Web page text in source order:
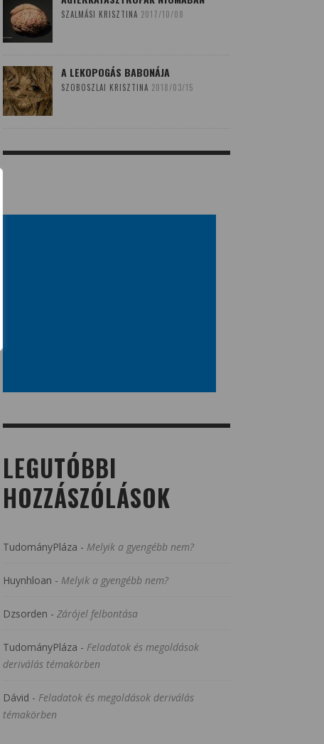
SZALMÁSI KRISZTINA 2017/10/08
A LEKOPOGÁS BABONÁJA
SZOBOSZLAI KRISZTINA 2018/03/15
LEGUTÓBBI
HOZZÁSZÓLÁSOK
TudományPláza - Melyik a gyengébb nem?
Huynhloan - Melyik a gyengébb nem?
Dzsorden - Zárójel felbontása
TudományPláza - Feladatok és megoldások
deriválás témakörben
Dávid - Feladatok és megoldások deriválás
témakörben